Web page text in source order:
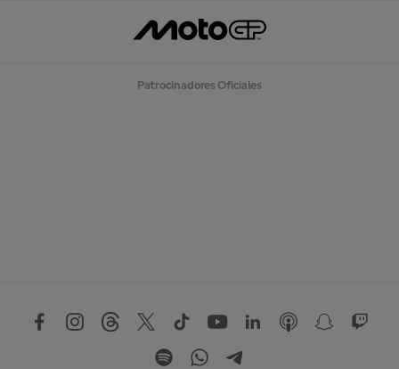
Patrocinadores Oficiales